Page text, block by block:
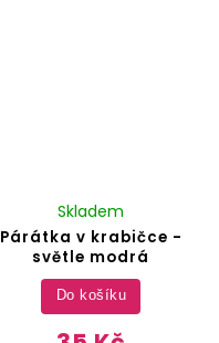
Párátka v krabičce -
světle modrá
Skladem
Do košíku